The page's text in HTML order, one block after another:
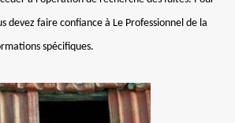
devez faire confiance à Le Professionnel de la
spécifiques.